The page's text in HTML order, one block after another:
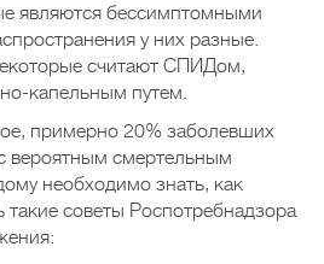
являются бессимптомными
у них разные.
считают СПИДом,
капельным путем.
примерно 20% заболевших
вероятным смертельным
необходимо знать, как
такие советы Роспотребнадзора